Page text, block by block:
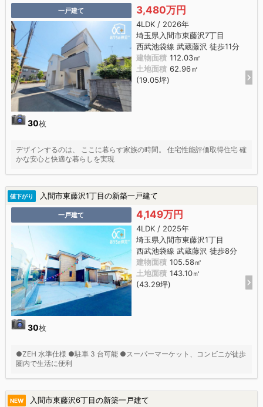
一戸建て
30枚
3,480万円
4LDK / 2026年
埼玉県入間市東藤沢7丁目
西武池袋線 武蔵藤沢 徒歩11分
建物面積 112.03㎡
土地面積 62.96㎡
(19.05坪)
デザインするのは、 ここに暮らす家族の時間。 住宅性能評価取得住宅 確
かな安心と快適な暮らしを実現
値下がり 入間市東藤沢1丁目の新築一戸建て
一戸建て
30枚
4,149万円
4LDK / 2025年
埼玉県入間市東藤沢1丁目
西武池袋線 武蔵藤沢 徒歩8分
建物面積 105.58㎡
土地面積 143.10㎡
(43.29坪)
●ZEH 水準仕様 ●駐車 3 台可能 ●スーパーマーケット、コンビニが徒歩
圏内で生活に便利
NEW 入間市東藤沢6丁目の新築一戸建て